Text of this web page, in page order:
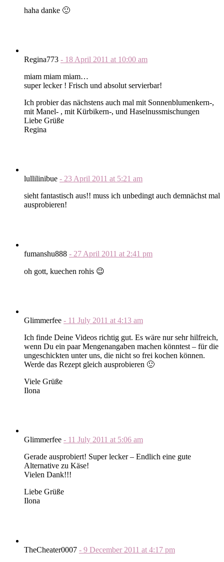
haha danke 🙂
Regina773 - 18 April 2011 at 10:00 am
miam miam miam…
super lecker ! Frisch und absolut servierbar!
Ich probier das nächstens auch mal mit Sonnenblumenkern-,
mit Manel- , mit Kürbikern-, und Haselnussmischungen
Liebe Grüße
Regina
lullilinibue - 23 April 2011 at 5:21 am
sieht fantastisch aus!! muss ich unbedingt auch demnächst mal
ausprobieren!
fumanshu888 - 27 April 2011 at 2:41 pm
oh gott, kuechen rohis 😉
Glimmerfee - 11 July 2011 at 4:13 am
Ich finde Deine Videos richtig gut. Es wäre nur sehr hilfreich,
wenn Du ein paar Mengenangaben machen könntest – für die
ungeschickten unter uns, die nicht so frei kochen können.
Werde das Rezept gleich ausprobieren 🙂
Viele Grüße
Ilona
Glimmerfee - 11 July 2011 at 5:06 am
Gerade ausprobiert! Super lecker – Endlich eine gute
Alternative zu Käse!
Vielen Dank!!!
Liebe Grüße
Ilona
TheCheater0007 - 9 December 2011 at 4:17 pm